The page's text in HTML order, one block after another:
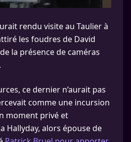
rendu visite au Taulier à
les foudres de David
la présence de caméras
ce dernier n’aurait pas
comme une incursion
moment privé et
Hallyday, alors épouse de